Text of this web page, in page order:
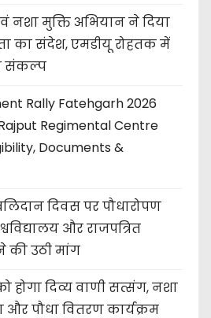
नशा मुक्ति अभियान ने दिया
का संदेश, एमडीयू रोहतक में
संकल्प
Rally Fatehgarh 2026
Regimental Centre
Documents &
दिवस पर पौधारोपण
और राजपत्रित
उठी मांग
होगा दिव्य वाणी सत्संग, नशा
और पौधा वितरण कार्यक्रम